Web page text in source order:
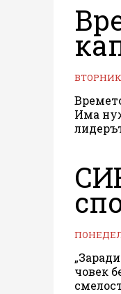
Има
човек